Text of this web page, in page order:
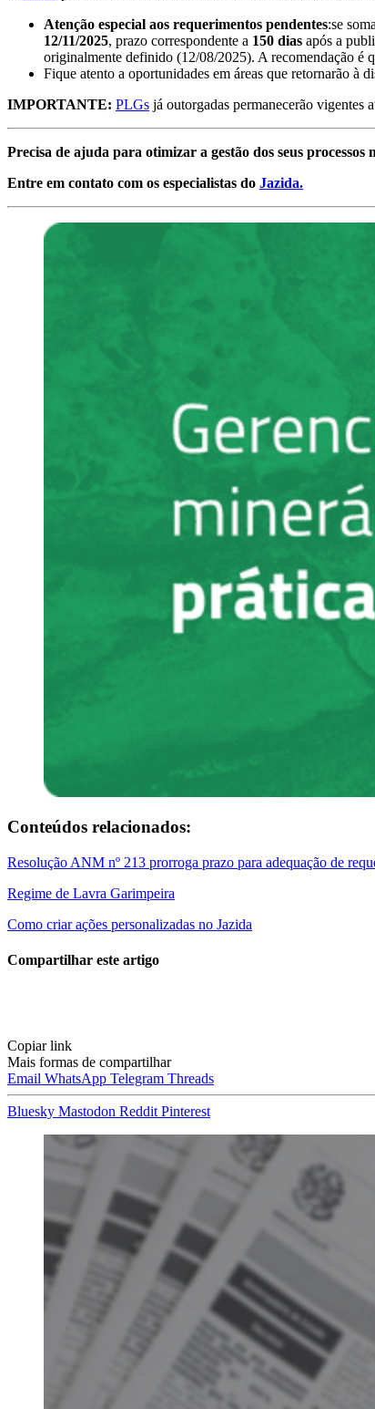
Atenção especial aos requerimentos pendentes:se
12/11/2025, prazo correspondente a 150 dias após a
originalmente definido (12/08/2025). A recomendação é
Fique atento a oportunidades em áreas que retornarão à
IMPORTANTE: PLGs já outorgadas permanecerão vigentes
Precisa de ajuda para otimizar a gestão dos seus processos
Entre em contato com os especialistas do Jazida.
Conteúdos relacionados:
Resolução ANM nº 213 prorroga prazo para adequação de
Regime de Lavra Garimpeira
Como criar ações personalizadas no Jazida
Compartilhar este artigo
Copiar link
Mais formas de compartilhar
Email WhatsApp Telegram Threads
Bluesky Mastodon Reddit Pinterest